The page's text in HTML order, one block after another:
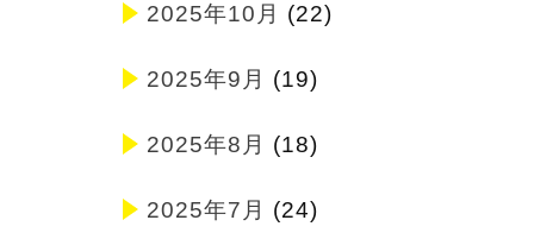
2025年10月 (22)
2025年9月 (19)
2025年8月 (18)
2025年7月 (24)